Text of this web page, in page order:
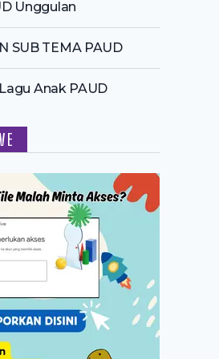
Unggulan
SUB TEMA PAUD
Anak PAUD